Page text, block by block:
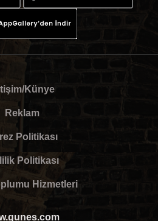
Künye
Reklam
Politikası
Politikası
Hizmetleri